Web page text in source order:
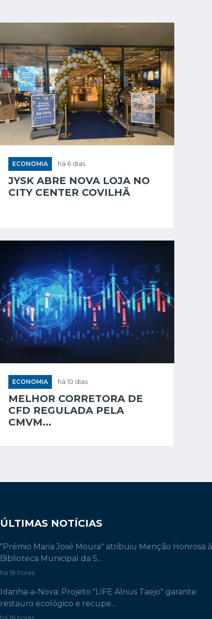
ECONOMIA há 6 dias
JYSK ABRE NOVA LOJA NO
CITY CENTER COVILHÃ
ECONOMIA há 10 dias
MELHOR CORRETORA DE
CFD REGULADA PELA
CMVM...
ÚLTIMAS NOTÍCIAS
"Prémio Maria José Moura" atribuiu Menção Honrosa à
Biblioteca Municipal da S...
há 18 horas
Idanha-a-Nova: Projeto "LIFE Alnus Taejo" garante
restauro ecológico e recupe...